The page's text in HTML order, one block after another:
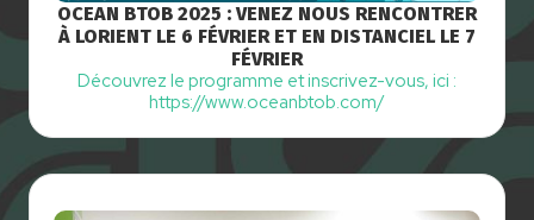
OCEAN BTOB 2025 : VENEZ NOUS RENCONTRER
À LORIENT LE 6 FÉVRIER ET EN DISTANCIEL LE 7
FÉVRIER
Découvrez le programme et inscrivez-vous, ici :
https://www.oceanbtob.com/